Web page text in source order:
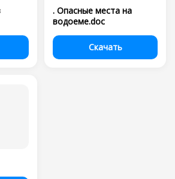
. Опасные места на
водоеме.doc
Скачать